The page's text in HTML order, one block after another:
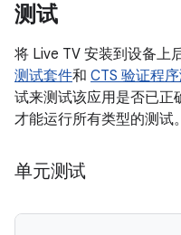
测试
将 Live TV 安装到设备上
测试套件和 CTS 验证程
试来测试该应用是否已正
才能运行所有类型的测试。
单元测试